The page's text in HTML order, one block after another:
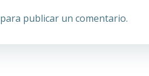
las
para publicar un comentario.